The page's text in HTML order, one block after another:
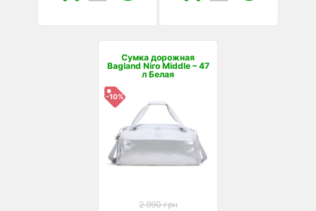
Сумка дорожная
Bagland Niro Middle – 47
л Белая
-10%
2 990 грн